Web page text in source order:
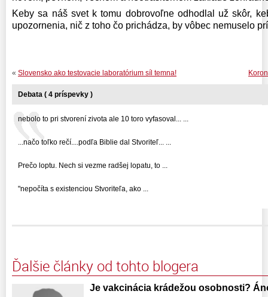
Keby sa náš svet k tomu dobrovoľne odhodlal už skôr,
upozornenia, nič z toho čo prichádza, by vôbec nemuselo
« Slovensko ako testovacie laboratórium síl temna!
Debata ( 4 príspevky )
nebolo to pri stvorení zivota ale 10 toro vyfasoval... ...
...načo toľko rečí....podľa Biblie dal Stvoriteľ... ...
Prečo loptu. Nech si vezme radšej lopatu, to ...
"nepočíta s existenciou Stvoriteľa, ako ...
Ďalšie články od tohto blogera
Je vakcinácia krádežou osobnosti?